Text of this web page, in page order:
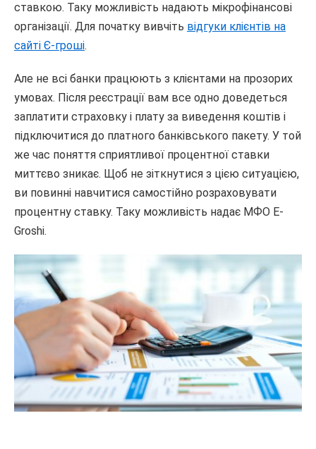
ставкою. Таку можливість надають мікрофінансові
організації. Для початку вивчіть відгуки клієнтів на
сайті Є-гроші.
Але не всі банки працюють з клієнтами на прозорих
умовах. Після реєстрації вам все одно доведеться
заплатити страховку і плату за виведення коштів і
підключитися до платного банківського пакету. У той
же час поняття сприятливої процентної ставки
миттєво зникає. Щоб не зіткнутися з цією ситуацією,
ви повинні навчитися самостійно розраховувати
процентну ставку. Таку можливість надає МФО E-
Groshi.